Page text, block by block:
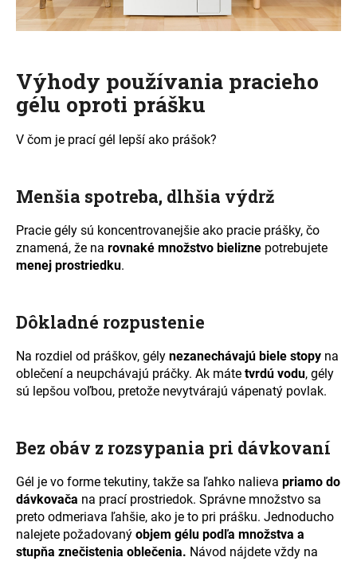
Výhody používania pracieho
gélu oproti prášku
V čom je prací gél lepší ako prášok?
Menšia spotreba, dlhšia výdrž
Pracie gély sú koncentrovanejšie ako pracie prášky, čo
znamená, že na rovnaké množstvo bielizne potrebujete
menej prostriedku.
Dôkladné rozpustenie
Na rozdiel od práškov, gély nezanechávajú biele stopy na
oblečení a neupchávajú práčky. Ak máte tvrdú vodu, gély
sú lepšou voľbou, pretože nevytvárajú vápenatý povlak.
Bez obáv z rozsypania pri dávkovaní
Gél je vo forme tekutiny, takže sa ľahko nalieva priamo do
dávkovača na prací prostriedok. Správne množstvo sa
preto odmeriava ľahšie, ako je to pri prášku. Jednoducho
nalejete požadovaný objem gélu podľa množstva a
stupňa znečistenia oblečenia. Návod nájdete vždy na